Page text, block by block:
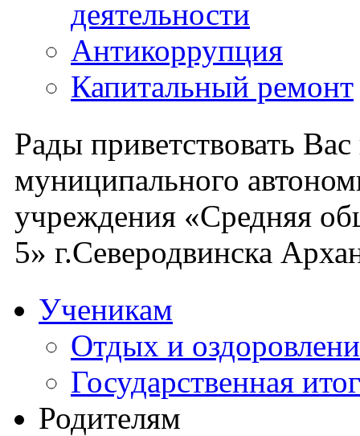
деятельности
Антикоррупция
Капитальный ремонт
Рады приветствовать
муниципального
учреждения «Средняя
5» г.Северодвинска
Ученикам
Отдых и
Государственная
Родителям